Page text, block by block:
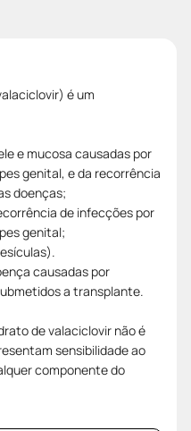
é um
e mucosa causadas por
genital, e da recorrência
doenças;
de infecções por
genital;
causadas por
a transplante.
de valaciclovir não é
sensibilidade ao
componente do